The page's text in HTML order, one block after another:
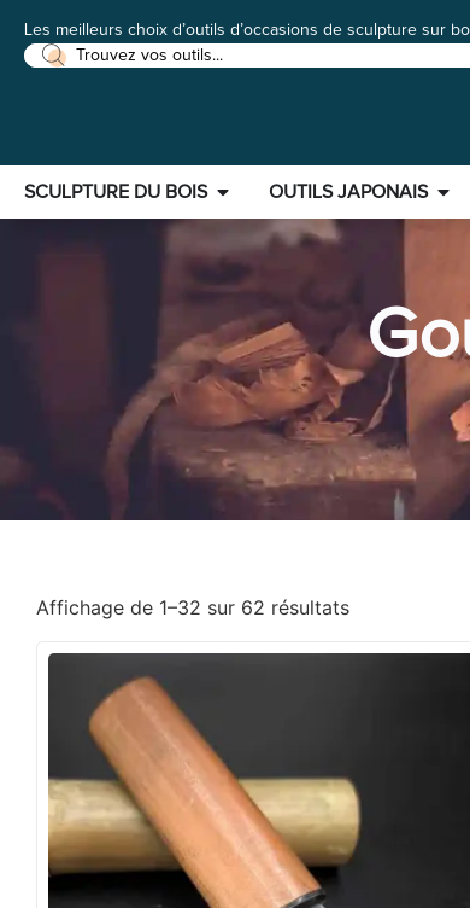
Les meilleurs choix d’outils d’occasions de sculpture sur
SCULPTURE DU BOIS OUTILS JAPONAIS
Affichage de 1–32 sur 62 résultats